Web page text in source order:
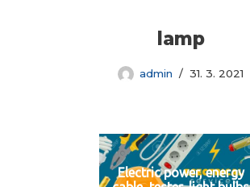
lamp
admin 31. 3. 2021
Electric power, energy